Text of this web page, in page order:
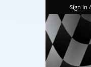
Sign in